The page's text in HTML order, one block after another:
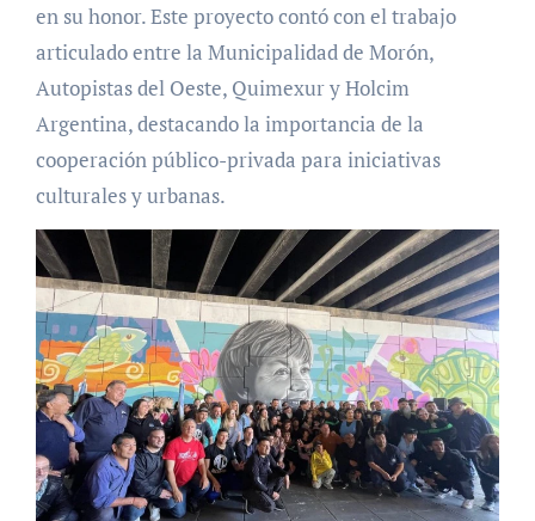
en su honor. Este proyecto contó con el trabajo
articulado entre la Municipalidad de Morón,
Autopistas del Oeste, Quimexur y Holcim
Argentina, destacando la importancia de la
cooperación público-privada para iniciativas
culturales y urbanas.